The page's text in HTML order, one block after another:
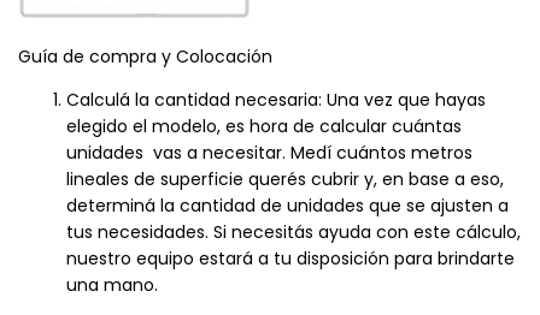
Guía de compra y Colocación
Calculá la cantidad necesaria: Una vez que hayas
elegido el modelo, es hora de calcular cuántas
unidades vas a necesitar. Medí cuántos metros
lineales de superficie querés cubrir y, en base a eso,
determiná la cantidad de unidades que se ajusten a
tus necesidades. Si necesitás ayuda con este cálculo,
nuestro equipo estará a tu disposición para brindarte
una mano.